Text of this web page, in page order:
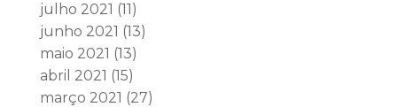
julho 2021 (11)
junho 2021 (13)
maio 2021 (13)
abril 2021 (15)
março 2021 (27)